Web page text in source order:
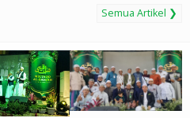
Semua Artikel ❯